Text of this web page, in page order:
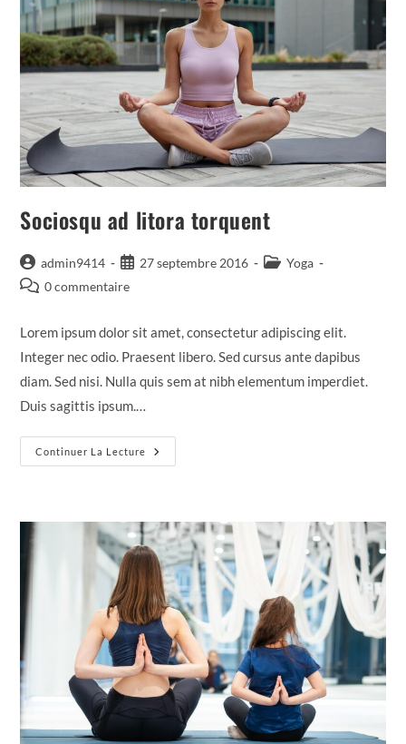
Sociosqu ad litora torquent
Auteur/autrice
de
admin9414
Publication
27 septembre 2016
PostYoga
Commentaires
publication :
0 commentaire
Lorem ipsum dolor sit amet, consectetur adipiscing elit.
Integer nec odio. Praesent libero. Sed cursus ante dapibus
diam. Sed nisi. Nulla quis sem at nibh elementum imperdiet.
Duis sagittis ipsum.…
Continuer La Lecture
Sociosqu
Ad